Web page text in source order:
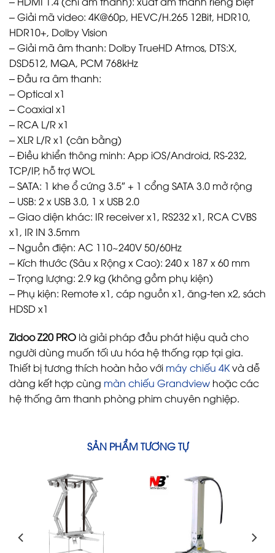
– Giải mã video: 4K@60p, HEVC/H.265 12Bit, HDR10,
HDR10+, Dolby Vision
– Giải mã âm thanh: Dolby TrueHD Atmos, DTS:X,
DSD512, MQA, PCM 768kHz
– Đầu ra âm thanh:
– Optical x1
– Coaxial x1
– RCA L/R x1
– XLR L/R x1 (cân bằng)
– Điều khiển thông minh: App iOS/Android, RS-232,
TCP/IP, hỗ trợ WOL
– SATA: 1 khe ổ cứng 3.5″ + 1 cổng SATA 3.0 mở rộng
– USB: 2 x USB 3.0, 1 x USB 2.0
– Giao diện khác: IR receiver x1, RS232 x1, RCA CVBS
x1, IR IN 3.5mm
– Nguồn điện: AC 110~240V 50/60Hz
– Kích thước (Sâu x Rộng x Cao): 240 x 187 x 60 mm
– Trọng lượng: 2.9 kg (không gồm phụ kiện)
– Phụ kiện: Remote x1, cáp nguồn x1, ăng-ten x2, sách
HDSD x1
Zidoo Z20 PRO là giải pháp đầu phát hiệu quả cho
người dùng muốn tối ưu hóa hệ thống rạp tại gia.
Thiết bị tương thích hoàn hảo với máy chiếu 4Kvà dễ
dàng kết hợp cùng màn chiếu Grandview hoặc các
hệ thống âm thanh phòng phim chuyên nghiệp.
SẢN PHẨM TƯƠNG TỰ